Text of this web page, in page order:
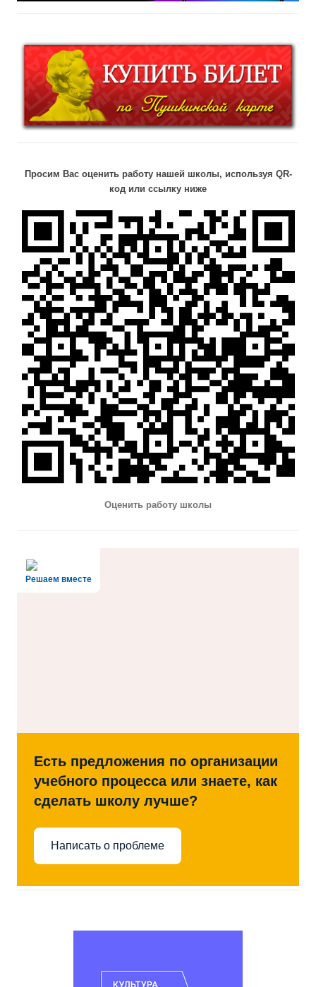
Просим Вас оценить работу нашей школы, используя QR-
код или ссылку ниже
Оценить работу школы
Решаем вместе
Есть предложения по организации
учебного процесса или знаете, как
сделать школу лучше?
Написать о проблеме